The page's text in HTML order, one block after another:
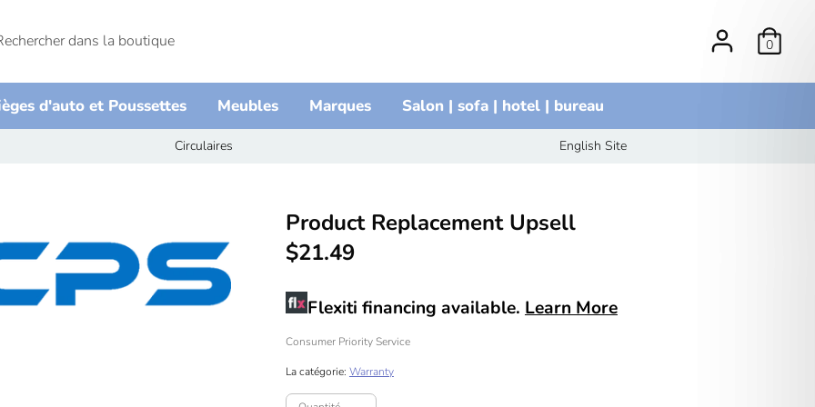
0
d'auto et Poussettes Meubles Marques Salon | sofa | hotel | bureau
Circulaires English Site
Product Replacement Upsell
$21.49
Flexiti financing available. Learn More
Consumer Priority Service
La catégorie: Warranty